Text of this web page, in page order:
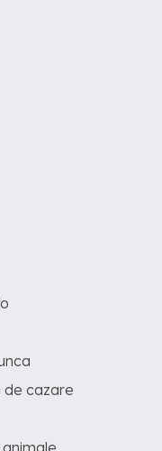
de cazare